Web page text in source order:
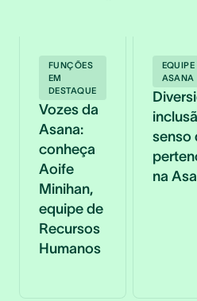
FUNÇÕES
EM
DESTAQUE
Vozes da
Asana:
conheça
Aoife
Minihan,
equipe de
Recursos
Humanos
EQUIPE
ASANA
senso
na